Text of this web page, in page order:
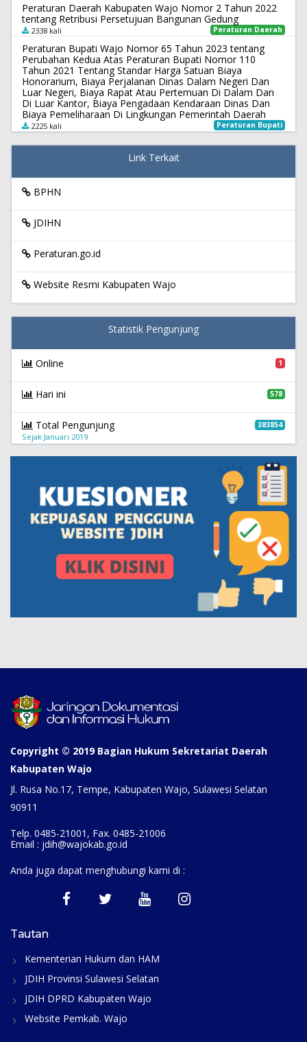
Peraturan Daerah Kabupaten Wajo Nomor 2 Tahun 2022
tentang Retribusi Persetujuan Bangunan Gedung
Peraturan Daerah
2338 kali
Peraturan Bupati Wajo Nomor 65 Tahun 2023 tentang
Perubahan Kedua Atas Peraturan Bupati Nomor 110
Tahun 2021 Tentang Standar Harga Satuan Biaya
Honorarium, Biaya Perjalanan Dinas Dalam Negeri Dan
Luar Negeri, Biaya Rapat Atau Pertemuan Di Dalam Dan
Di Luar Kantor, Biaya Pengadaan Kendaraan Dinas Dan
Biaya Pemeliharaan Di Lingkungan Pemerintah Daerah
Peraturan Bupati
2225 kali
Link Terkait
BPHN
JDIHN
Peraturan.go.id
Website Resmi Kabupaten Wajo
Statistik Pengunjung
Online 1
Hari ini 578
Total Pengunjung 383854
Sejak Januari 2019
Copyright © 2019 Bagian Hukum Sekretariat Daerah
Kabupaten Wajo
Jl. Rusa No.17, Tempe, Kabupaten Wajo, Sulawesi Selatan
90911
Telp. 0485-21001, Fax. 0485-21006
Email : jdih@wajokab.go.id
Anda juga dapat menghubungi kami di :
Tautan
Kementerian Hukum dan HAM
JDIH Provinsi Sulawesi Selatan
JDIH DPRD Kabupaten Wajo
Website Pemkab. Wajo